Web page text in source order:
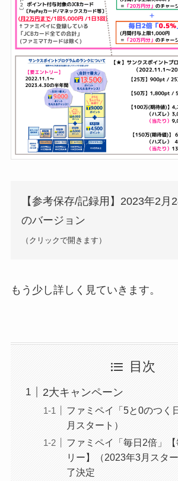
【参考保存/記録用】2023年2月
のバージョン
（クリックで開きます）
もう少し詳しく見ていきます。
目次
2大キャンペーン
ファミペイ「5と0のつく
月スタート）
ファミペイ「毎日2倍」
リー】（2023年3月スタ
了決定